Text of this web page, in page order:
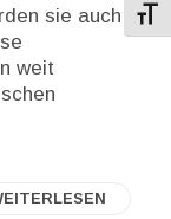
sie auch
weit